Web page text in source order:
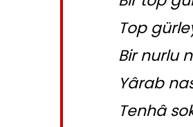
Top
Bir nurlu
Yârab
Tenhâ